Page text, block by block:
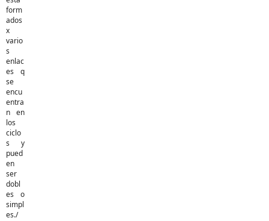
form
ados
x
vario
s
enlac
es q
se
encu
entra
n en
los
ciclo
s y
pued
en
ser
dobl
es o
simpl
es./